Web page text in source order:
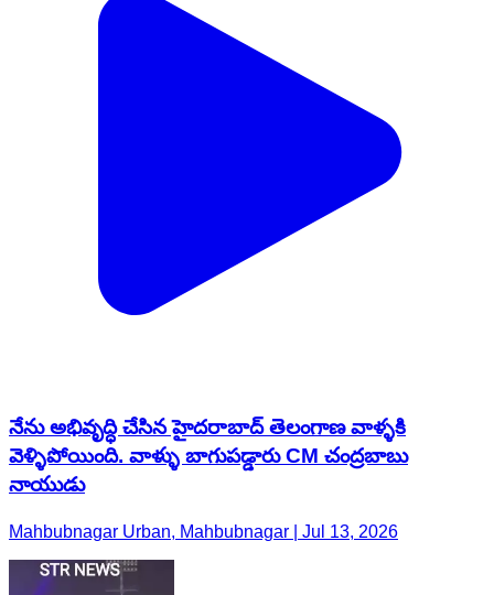
నేను అభివృద్ధి చేసిన హైదరాబాద్ తెలంగాణ వాళ్ళకి
వెళ్ళిపోయింది. వాళ్ళు బాగుపడ్డారు CM చంద్రబాబు
నాయుడు
Mahbubnagar Urban, Mahbubnagar | Jul 13, 2026